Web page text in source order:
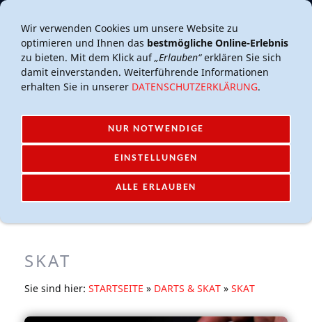
NAVIGATION EINBLENDEN
Navigation einblenden
SKAT
Sie sind hier: STARTSEITE » DARTS & SKAT » SKAT
Wir verwenden Cookies um unsere Website zu
optimieren und Ihnen das bestmögliche Online-Erlebnis
zu bieten. Mit dem Klick auf„Erlauben“erklären Sie sich
damit einverstanden. Weiterführende Informationen
erhalten Sie in unserer DATENSCHUTZERKLÄRUNG.
NUR NOTWENDIGE
EINSTELLUNGEN
ALLE ERLAUBEN